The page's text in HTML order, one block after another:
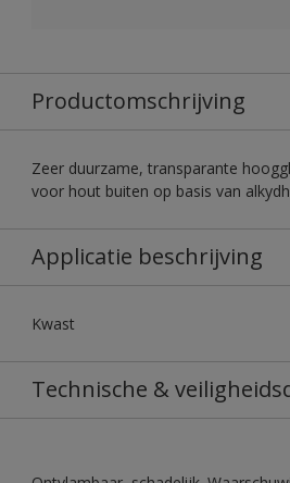
Productomschrijving
Zeer duurzame, transparante
voor hout buiten op basis van
Applicatie beschrijving
Kwast
Technische &